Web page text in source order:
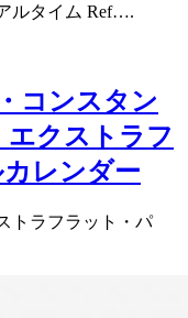
ルタイム Ref….
コンスタン
エクストラフ
レンダー
トラフラット・パ